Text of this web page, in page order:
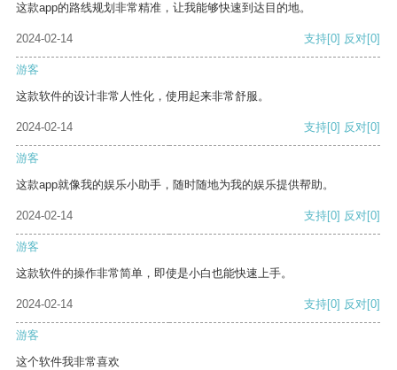
这款app的路线规划非常精准，让我能够快速到达目的地。
2024-02-14 支持[0] 反对[0]
游客
这款软件的设计非常人性化，使用起来非常舒服。
2024-02-14 支持[0] 反对[0]
游客
这款app就像我的娱乐小助手，随时随地为我的娱乐提供帮助。
2024-02-14 支持[0] 反对[0]
游客
这款软件的操作非常简单，即使是小白也能快速上手。
2024-02-14 支持[0] 反对[0]
游客
这个软件我非常喜欢